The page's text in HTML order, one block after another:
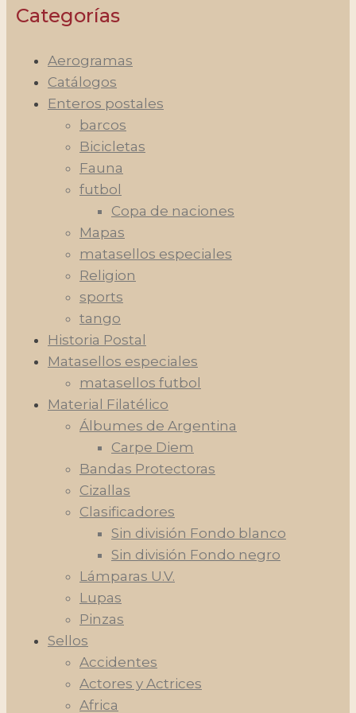
Categorías
Aerogramas
Catálogos
Enteros postales
barcos
Bicicletas
Fauna
futbol
Copa de naciones
Mapas
matasellos especiales
Religion
sports
tango
Historia Postal
Matasellos especiales
matasellos futbol
Material Filatélico
Álbumes de Argentina
Carpe Diem
Bandas Protectoras
Cizallas
Clasificadores
Sin división Fondo blanco
Sin división Fondo negro
Lámparas U.V.
Lupas
Pinzas
Sellos
Accidentes
Actores y Actrices
Africa